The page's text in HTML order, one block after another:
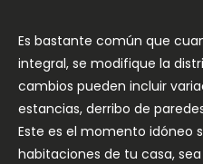
Es bastante común que
integral, se modifique la
cambios pueden incluir
estancias, derribo de
Este es el momento idóneo
habitaciones de tu casa,